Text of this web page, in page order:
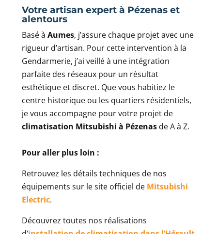
Votre artisan expert à Pézenas et
alentours
Basé à Aumes, j’assure chaque projet avec une
rigueur d’artisan. Pour cette intervention à la
Gendarmerie, j’ai veillé à une intégration
parfaite des réseaux pour un résultat
esthétique et discret. Que vous habitiez le
centre historique ou les quartiers résidentiels,
je vous accompagne pour votre projet de
climatisation Mitsubishi à Pézenasde A à Z.
Pour aller plus loin :
Retrouvez les détails techniques de nos
équipements sur le site officiel de Mitsubishi
Electric.
Découvrez toutes nos réalisations